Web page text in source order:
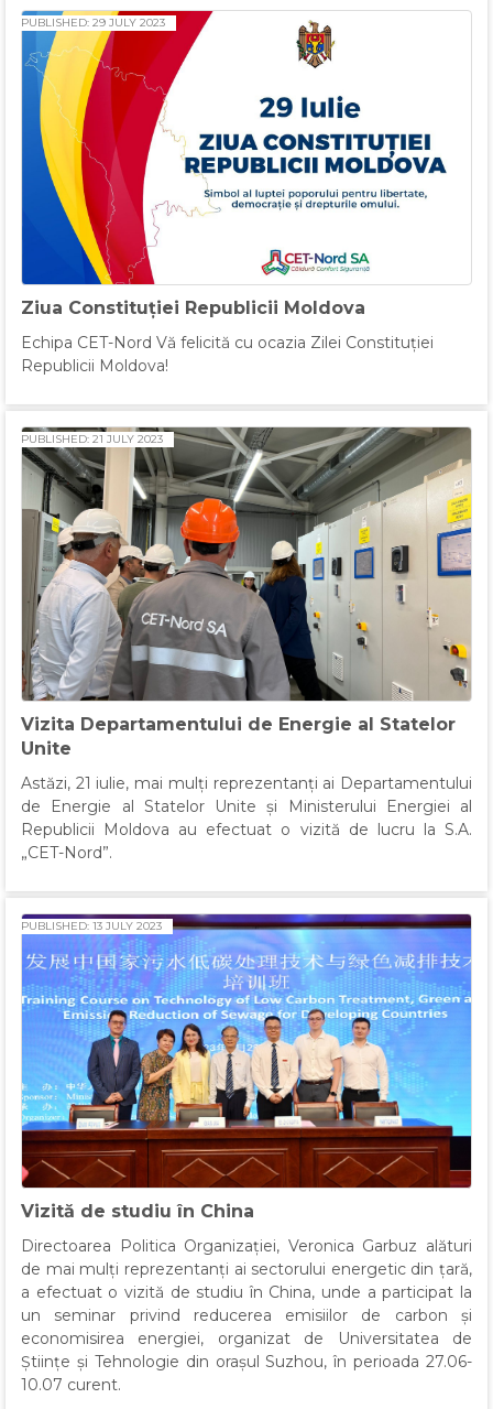
Ziua Constituției Republicii Moldova
PUBLISHED: 29 JULY 2023
Echipa CET-Nord Vă felicită cu ocazia Zilei Constituției
Republicii Moldova!
Vizita Departamentului de Energie al Statelor
Unite
PUBLISHED: 21 JULY 2023
Astăzi, 21 iulie, mai mulți reprezentanți ai Departamentului
de Energie al Statelor Unite și Ministerului Energiei al
Republicii Moldova au efectuat o vizită de lucru la S.A.
„CET-Nord”.
Vizită de studiu în China
PUBLISHED: 13 JULY 2023
Directoarea Politica Organizației, Veronica Garbuz alături
de mai mulți reprezentanți ai sectorului energetic din țară,
a efectuat o vizită de studiu în China, unde a participat la
un seminar privind reducerea emisiilor de carbon și
economisirea energiei, organizat de Universitatea de
Științe și Tehnologie din orașul Suzhou, în perioada 27.06-
10.07 curent.